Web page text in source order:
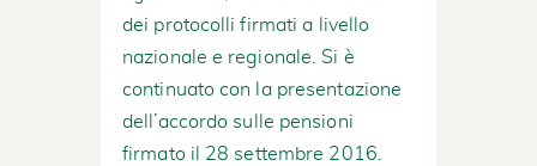
dei protocolli firmati a livello
nazionale e regionale. Si è
continuato con la presentazione
dell’accordo sulle pensioni
firmato il 28 settembre 2016.